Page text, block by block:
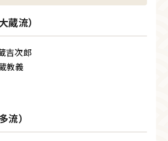
蔵流）
吉次郎
教義
流）